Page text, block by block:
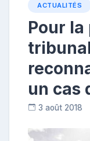
ACTUALITÉS
Pour
un cas
3 août 2018